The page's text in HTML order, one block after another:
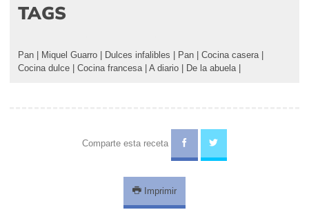
TAGS
Pan Miquel Guarro Dulces infalibles Pan Cocina casera|
Cocina dulce
Cocina francesa| A diario De la abuela|
Comparte esta receta
Imprimir